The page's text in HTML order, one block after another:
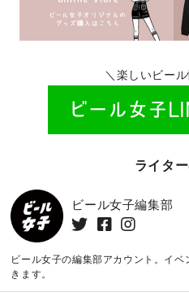
＼楽しいビー
ライタ
ビール女子編集部
ビール女子の編集部アカウント。イ
きます。